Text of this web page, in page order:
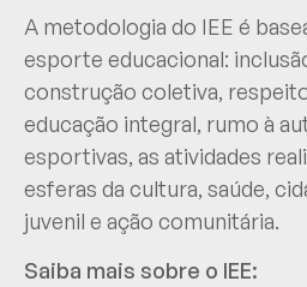
A metodologia do IEE é
esporte educacional:
construção coletiva,
educação integral, rumo à
esportivas, as atividades
esferas da cultura, saúde,
juvenil e ação comunitária.
Saiba mais sobre o IEE: